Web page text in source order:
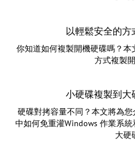
以輕鬆安全的方
你知道如何複製開機硬碟嗎？
方式複製開
小硬碟複製到大
硬碟對拷容量不同？本文將為
中如何免重灌Windows 作業系
大硬